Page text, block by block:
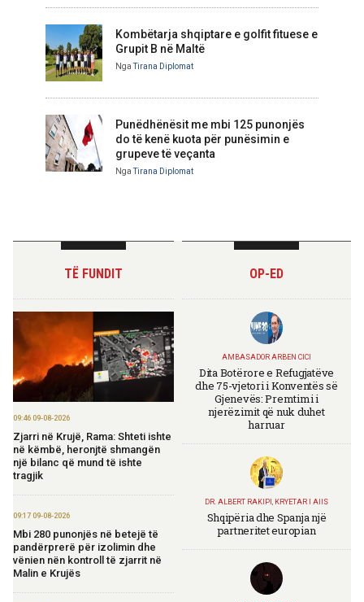
Kombëtarja shqiptare e golfit fituese e
Grupit B në Maltë
NgaTirana Diplomat
Punëdhënësit me mbi 125 punonjës
do të kenë kuota për punësimin e
grupeve të veçanta
NgaTirana Diplomat
TË FUNDIT
09:46 09-08-2026
Zjarri në Krujë, Rama: Shteti ishte
në këmbë, heronjtë shmangën
një bilanc që mund të ishte
tragjik
09:17 09-08-2026
Mbi 280 punonjës në betejë të
pandërprerë për izolimin dhe
vënien nën kontroll të zjarrit në
Malin e Krujës
OP-ED
AMBASADOR ARBEN CICI
Dita Botërore e Refugjatëve
dhe 75-vjetori i Konventës së
Gjenevës: Premtimi i
njerëzimit që nuk duhet
harruar
DR. ALBERT RAKIPI, KRYETAR I AIIS
Shqipëria dhe Spanja një
partneritet europian